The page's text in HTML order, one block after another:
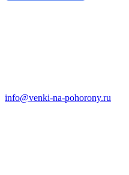
info@venki-na-pohorony.ru